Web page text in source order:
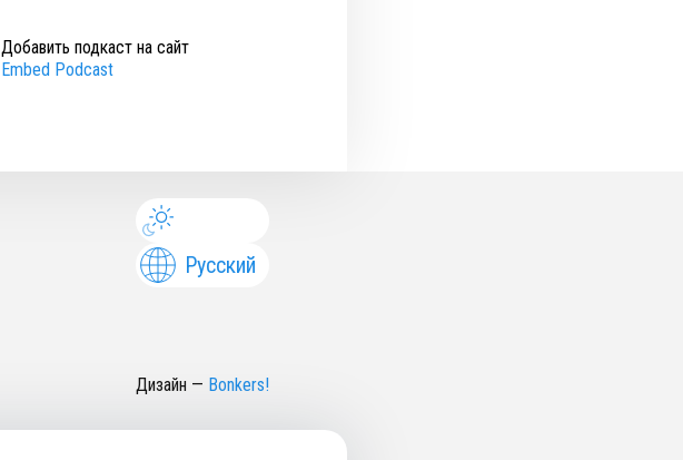
Добавить подкаст на сайт
Embed Podcast
Русский
Дизайн — Bonkers!